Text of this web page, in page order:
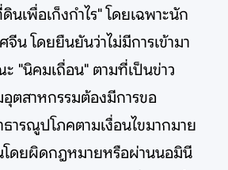
นเพื่อเก็งกำไร" โดยเฉพาะนัก
น โดยยืนยันว่าไม่มีการเข้ามา
ะ "นิคมเถื่อน" ตามที่เป็นข่าว
อุตสาหกรรมต้องมีการขอ
ารณูปโภคตามเงื่อนไขมากมาย
ดยผิดกฎหมายหรือผ่านนอมินี